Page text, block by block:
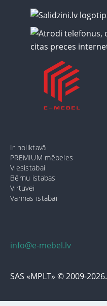
info@e-mebel.lv
SAS «MPLT» © 2009-2026.
Ir noliktavā
PREMIUM mēbeles
Viesistabai
Bērnu istabas
Virtuvei
Vannas istabai